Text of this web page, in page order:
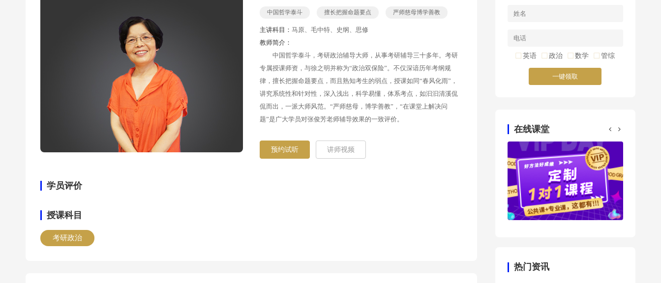
中国哲学泰斗 擅长把握命题要点 严师慈母博学善教
主讲科目： 马原、毛中特、史纲、思修
教师简介：
中国哲学泰斗，考研政治辅导大师，从事考研辅导三十多年。考研
专属授课师资，与徐之明并称为“政治双保险”。不仅深谙历年考纲规
律，擅长把握命题要点，而且熟知考生的弱点，授课如同“春风化雨”，
讲究系统性和针对性，深入浅出，科学易懂，体系考点，如汩汩清溪侃
侃而出，一派大师风范。“严师慈母，博学善教”，“在课堂上解决问
题”是广大学员对张俊芳老师辅导效果的一致评价。
预约试听 讲师视频
学员评价
授课科目
考研政治
英语 政治 数学 管综
一键领取
在线课堂
热门资讯